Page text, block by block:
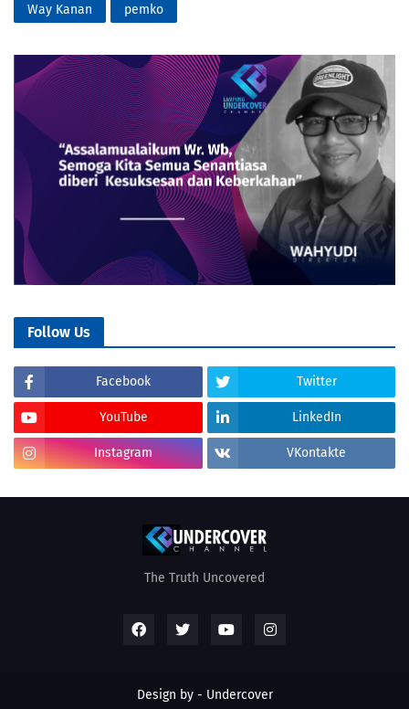
Way Kanan
pemko
Follow Us
Facebook Twitter
YouTube LinkedIn
Instagram VKontakte
The Truth Uncovered
Design by - Undercover